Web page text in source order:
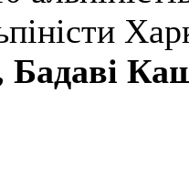
Бадаві